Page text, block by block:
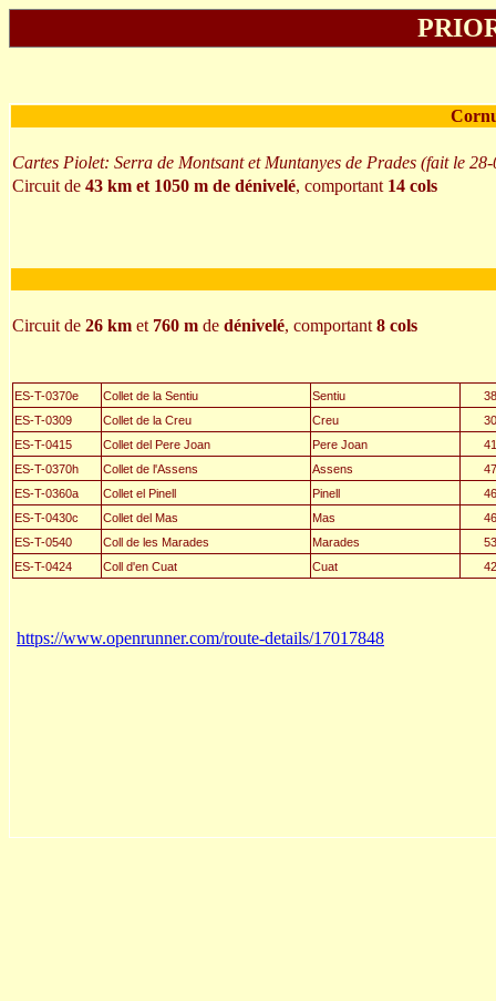
Cartes Piolet: Serra de Montsant et Muntanyes de Prades (fait le
Circuit de 43 km et 1050 m de dénivelé, comportant 14 cols
Circuit de 26 km et 760 m de dénivelé, comportant 8 cols
ES-T-0370e Collet de la Sentiu Sentiu
ES-T-0309
Collet de la Creu Creu
ES-T-0415
Collet del Pere Joan Pere Joan
ES-T-0370h
Collet de l'Assens Assens
ES-T-0360a
Collet el Pinell Pinell
ES-T-0430c
Collet del Mas Mas
ES-T-0540
Coll de les Marades Marades
ES-T-0424
Coll d'en Cuat Cuat
https://www.openrunner.com/route-details/17017848